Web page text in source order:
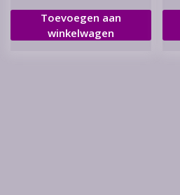
Toevoegen aan
winkelwagen